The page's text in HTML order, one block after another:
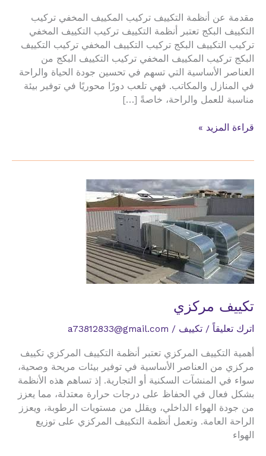
مقدمة عن أنظمة التكييف تركيب المكييف المخفي تركيب
التكييف البكج تعتبر أنظمة التكييف تركيب التكييف المخفي
تركيب التكييف البكج تركيب التكييف المخفي تركيب التكييف
البكج تركيب المكييف المخفي تركيب التكييف البكج من
العناصر الأساسية التي تسهم في تحسين جودة الحياة والراحة
في المنازل والمكاتب. فهي تلعب دورًا محوريًا في توفير بيئة
مناسبة للعمل والراحة، خاصةً […]
تركيب
التكييف
البكج
قراءة المزيد »
تكييف مركزي
اترك تعليقاً / تكييف /
a73812833@gmail.com
أهمية التكييف المركزي تعتبر أنظمة التكييف المركزي تكييف
مركزي من العناصر الأساسية في توفير بيئات مريحة وصحية،
سواء في المنشآت السكنية أو التجارية. إذ تساهم هذه الأنظمة
بشكل فعال في الحفاظ على درجات حرارة معتدلة، مما يعزز
من جودة الهواء الداخلي، ويقلل من مستويات الرطوبة، ويعزز
الراحة العامة. وتعمل أنظمة التكييف المركزي على توزيع
الهواء